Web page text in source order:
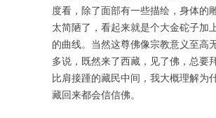
度看，除了面部有一些描绘，身体的
太简陋了，看起来就是个大金砣子加
的曲线。当然这尊佛像宗教意义至高
多说，既然来了西藏，见了佛，总要
比肩接踵的藏民中间，我大概理解为
藏回来都会信信佛。